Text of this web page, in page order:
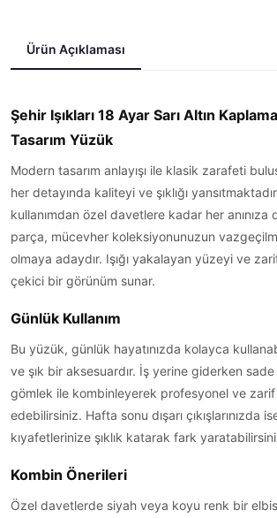
Ürün Açıklaması
Şehir Işıkları 18 Ayar Sarı Altın
Tasarım Yüzük
Modern tasarım anlayışı ile klasik zarafeti
her detayında kaliteyi ve şıklığı
kullanımdan özel davetlere kadar her
parça, mücevher koleksiyonunuzun
olmaya adaydır. Işığı yakalayan yüzeyi ve
çekici bir görünüm sunar.
Günlük Kullanım
Bu yüzük, günlük hayatınızda kolayca
ve şık bir aksesuardır. İş yerine giderken
gömlek ile kombinleyerek profesyonel ve
edebilirsiniz. Hafta sonu dışarı çıkışlarınızda
kıyafetlerinize şıklık katarak fark
Kombin Önerileri
Özel davetlerde siyah veya koyu renk bir